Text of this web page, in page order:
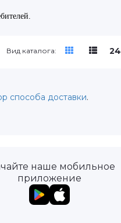
24
Вид каталога:
способа доставки.
наше мобильное
приложение